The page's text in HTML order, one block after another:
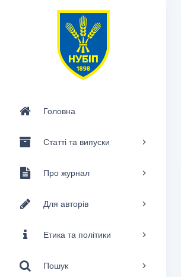
Головна
Статті та випуски
Про журнал
Для авторів
Етика та політики
Пошук